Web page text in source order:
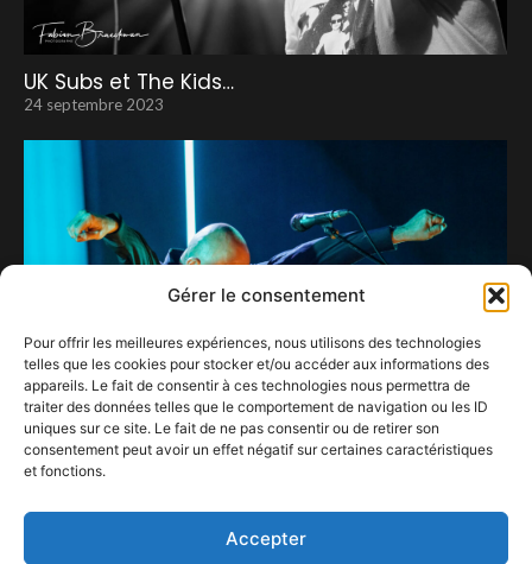
Gérer le consentement
Pour offrir les meilleures expériences, nous utilisons des technologies
telles que les cookies pour stocker et/ou accéder aux informations des
appareils. Le fait de consentir à ces technologies nous permettra de
traiter des données telles que le comportement de navigation ou les ID
uniques sur ce site. Le fait de ne pas consentir ou de retirer son
consentement peut avoir un effet négatif sur certaines caractéristiques
et fonctions.
Accepter
UK Subs et The Kids…
24 septembre 2023
9 juin 2023